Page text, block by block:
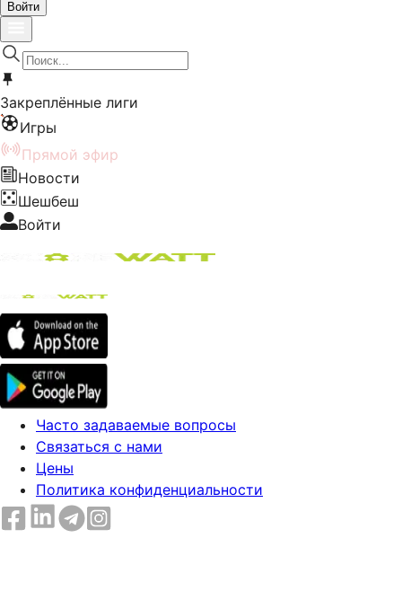
Войти
Закреплённые лиги
Игры
Прямой эфир
Новости
Шешбеш
Войти
Часто задаваемые вопросы
Связаться с нами
Цены
Политика конфиденциальности